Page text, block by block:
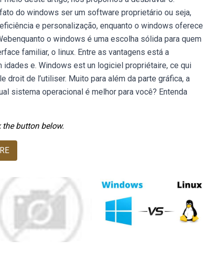
do windows ser um software proprietário ou seja,
e personalização, enquanto o windows oferece
o windows é uma escolha sólida para quem
familiar, o linux. Entre as vantagens está a
e. Windows est un logiciel propriétaire, ce qui
de l’utiliser. Muito para além da parte gráfica, a
sistema operacional é melhor para você? Entenda
button below.